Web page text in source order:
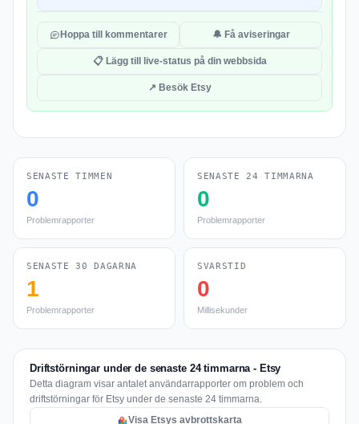
Hoppa till kommentarer 🔔 Få aviseringar
📋 Lägg till live-status på din webbsida
↗ Besök Etsy
SENASTE TIMMEN
0
Problemrapporter
SENASTE 24 TIMMARNA
0
Problemrapporter
SENASTE 30 DAGARNA
1
Problemrapporter
SVARSTID
0
Millisekunder
Driftstörningar under de senaste 24 timmarna - Etsy
Detta diagram visar antalet användarrapporter om problem och
driftstörningar för Etsy under de senaste 24 timmarna.
Visa Etsys avbrottskarta